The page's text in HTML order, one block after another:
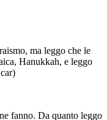
ma leggo che le
Hanukkah, e leggo
fanno. Da quanto leggo